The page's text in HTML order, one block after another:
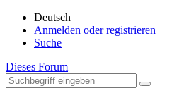
Deutsch
Anmelden oder registrieren
Suche
Dieses Forum